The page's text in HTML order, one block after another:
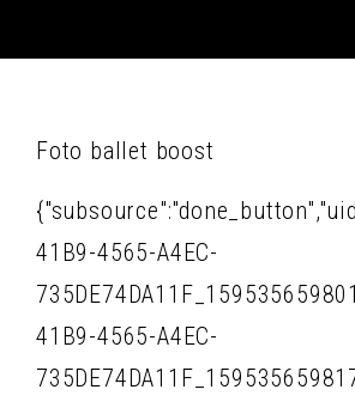
Foto ballet boost
41B9-4565-A4EC-
41B9-4565-A4EC-